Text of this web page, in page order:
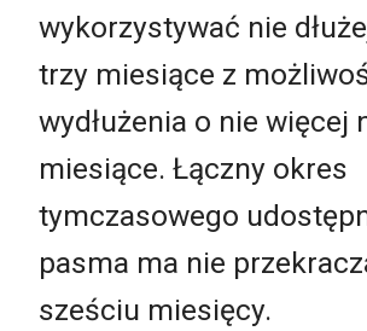
wykorzystywać nie
trzy miesiące z
wydłużenia o nie więcej
miesiące. Łączny okres
tymczasowego
pasma ma nie
sześciu miesięcy.